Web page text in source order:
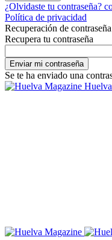
¿Olvidaste tu contraseña?
Política de privacidad
Recuperación de contraseña
Recupera tu contraseña
Se te ha enviado una